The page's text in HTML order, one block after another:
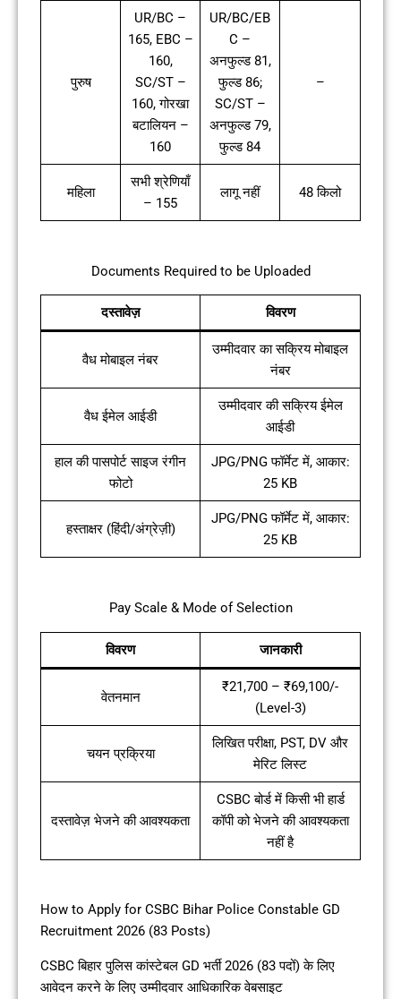
पुरुष
UR/BC –
165, EBC –
160,
SC/ST –
160, गोरखा
बटालियन –
160
UR/BC/EB
C –
अनफुल्ड 81,
फुल्ड 86;
SC/ST –
अनफुल्ड 79,
फुल्ड 84
–
महिला
सभी श्रेणियाँ
– 155
लागू नहीं 48 किलो
Documents Required to be Uploaded
दस्तावेज़ विवरण
वैध मोबाइल नंबर
उम्मीदवार का सक्रिय मोबाइल
नंबर
वैध ईमेल आईडी
उम्मीदवार की सक्रिय ईमेल
आईडी
हाल की पासपोर्ट साइज रंगीन
फोटो
JPG/PNG फॉर्मेट में, आकार:
25 KB
हस्ताक्षर (हिंदी/अंग्रेज़ी)
JPG/PNG फॉर्मेट में, आकार:
25 KB
Pay Scale & Mode of Selection
विवरण जानकारी
वेतनमान
₹21,700 – ₹69,100/-
(Level-3)
चयन प्रक्रिया
लिखित परीक्षा, PST, DV और
मेरिट लिस्ट
दस्तावेज़ भेजने की आवश्यकता
CSBC बोर्ड में किसी भी हार्ड
कॉपी को भेजने की आवश्यकता
नहीं है
How to Apply for CSBC Bihar Police Constable GD
Recruitment 2026 (83 Posts)
CSBC बिहार पुलिस कांस्टेबल GD भर्ती 2026 (83 पदों) के लिए
आवेदन करने के लिए उम्मीदवार आधिकारिक वेबसाइट